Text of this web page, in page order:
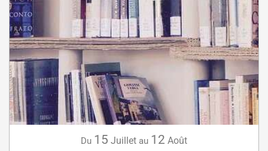
Du 15 Juillet au 12 Août